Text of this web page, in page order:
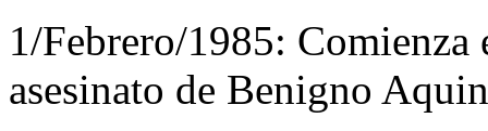
1/Febrero/1985:
asesinato de Benigno